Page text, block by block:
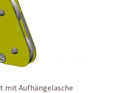
mit Aufhängelasche